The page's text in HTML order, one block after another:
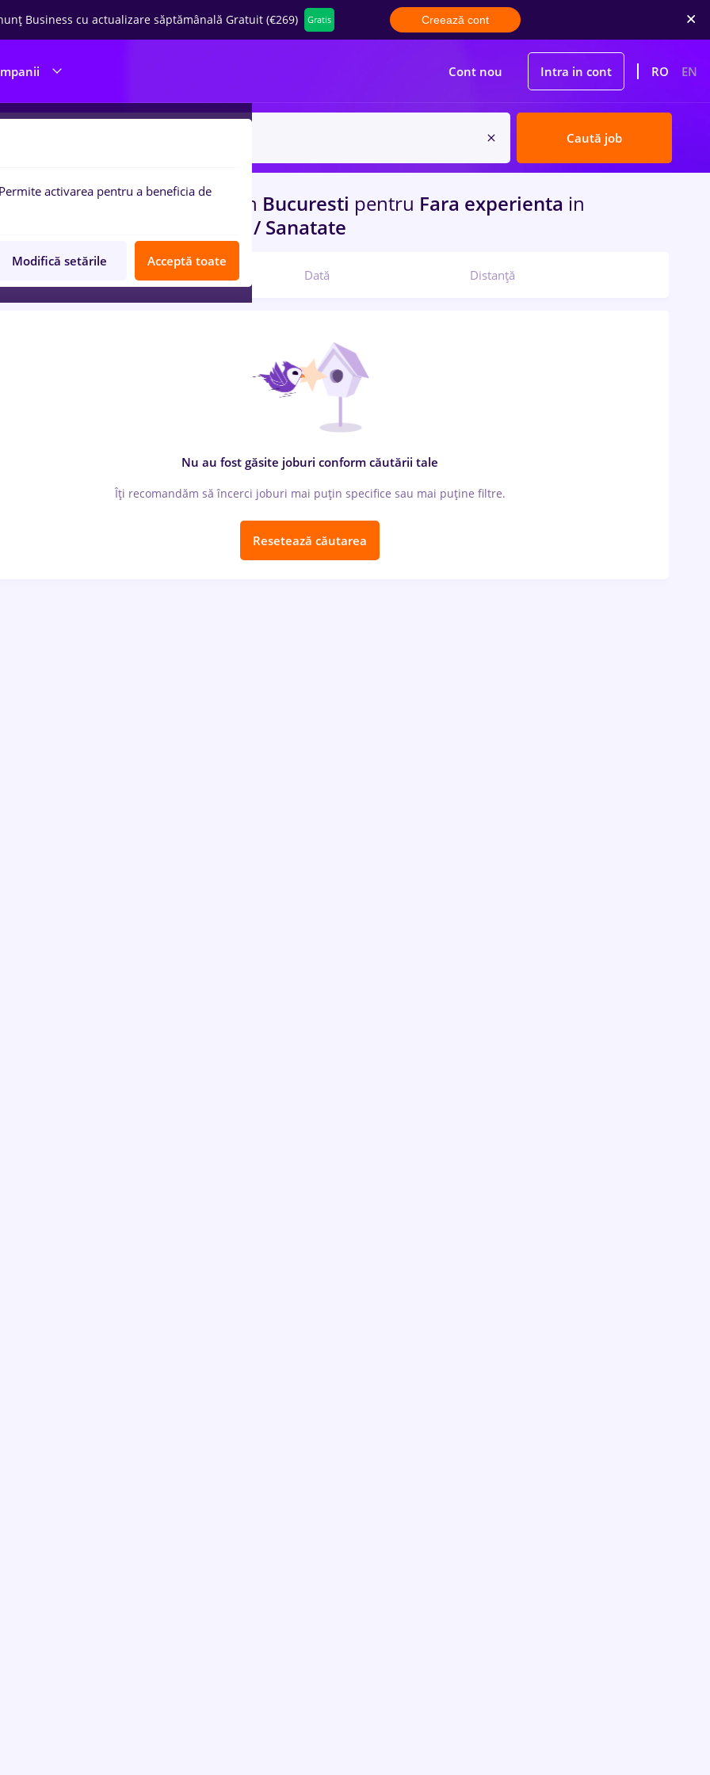
Business cu actualizare săptămânală Gratuit (€269) Gratis Creează cont
Cont nou Intra in cont RO EN
Caută job
de muncaprime kapital in Bucuresti pentru Fara experienta in
/ Distributie, Medicina / Sanatate
Relevanță Dată Distanță
Nu au fost găsite joburi conform căutării tale
Îți recomandăm să încerci joburi mai puțin specifice sau mai puține filtre.
Resetează căutarea
Permite activarea pentru a beneficia de
Modifică setările Acceptă toate